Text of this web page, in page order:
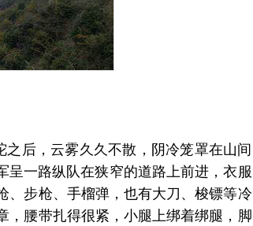
后，云雾久久不散，阴冷笼罩在山间
呈一路纵队在狭窄的道路上前进，衣服
、步枪、手榴弹，也有大刀、梭镖等冷
，腰带扎得很紧，小腿上绑着绑腿，脚